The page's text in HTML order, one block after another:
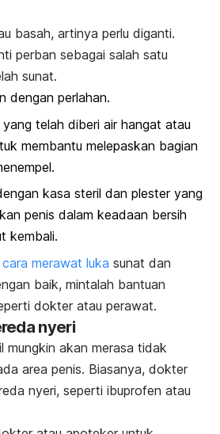
basah, artinya perlu diganti.
perban sebagai salah satu
sunat.
dengan perlahan.
telah diberi air hangat atau
membantu melepaskan bagian
kasa steril dan plester yang
penis dalam keadaan bersih
kembali.
cara merawat luka sunat dan
baik, mintalah bantuan
dokter atau perawat.
nyeri
mungkin akan merasa tidak
area penis. Biasanya, dokter
nyeri, seperti ibuprofen atau